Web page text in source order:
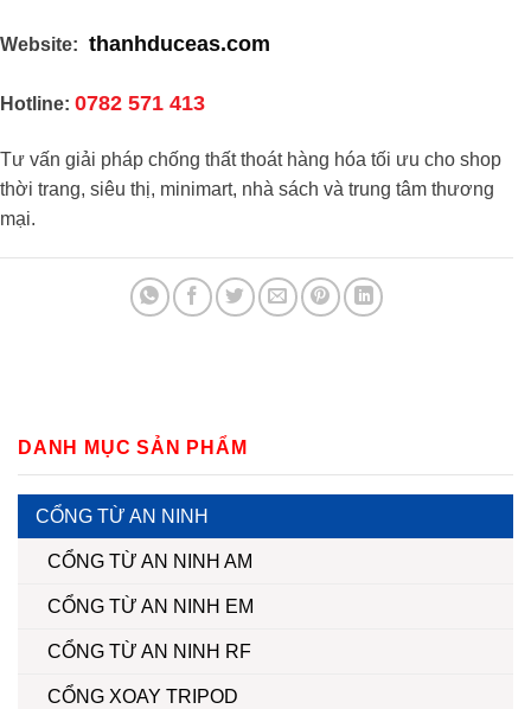
Website: thanhduceas.com
Hotline: 0782 571 413
Tư vấn giải pháp chống thất thoát hàng hóa tối ưu cho shop
thời trang, siêu thị, minimart, nhà sách và trung tâm thương
mại.
DANH MỤC SẢN PHẨM
CỔNG TỪ AN NINH
CỔNG TỪ AN NINH AM
CỔNG TỪ AN NINH EM
CỔNG TỪ AN NINH RF
CỔNG XOAY TRIPOD